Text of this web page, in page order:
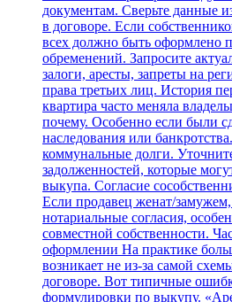
документам. Сверьте данные
в договоре. Если
всех должно быть оформлено
обременений. Запросите
залоги, аресты, запреты на
права третьих лиц. История
квартира часто меняла
почему. Особенно если были
наследования или
коммунальные долги.
задолженностей, которые
выкупа. Согласие
Если продавец женат/
нотариальные согласия,
совместной собственности.
оформлении На практике
возникает не из‑за самой
договоре. Вот типичные
формулировки по выкупу.